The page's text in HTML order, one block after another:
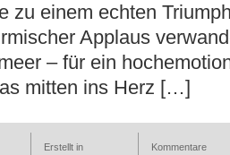
zu einem echten
Applaus
– für ein
mitten ins Herz […]
Erstellt in
Kommentare